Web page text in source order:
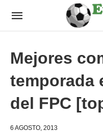
Mejores
temporada
del FPC
6 AGOSTO, 2013